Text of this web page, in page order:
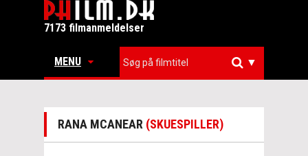
7173 filmanmeldelser
MENU ▼
RANA MCANEAR (SKUESPILLER)